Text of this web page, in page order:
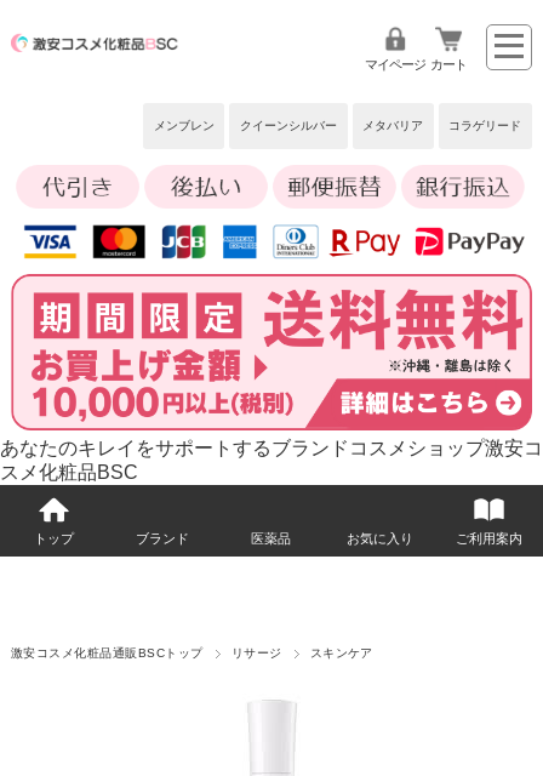
メンブレン クイーンシルバー メタバリア コラゲリード
マイページ カート
あなたのキレイをサポートするブランドコスメショップ激安コ
スメ化粧品BSC
トップ ブランド 医薬品 お気に入り ご利用案内
激安コスメ化粧品通販BSCトップ リサージ スキンケア